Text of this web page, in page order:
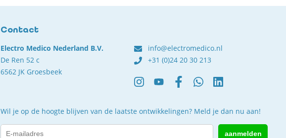
Contact
Electro Medico Nederland B.V.
De Ren 52 c
6562 JK Groesbeek
info@electromedico.nl
+31 (0)24 20 30 213
Wil je op de hoogte blijven van de laatste ontwikkelingen? Meld je dan nu aan!